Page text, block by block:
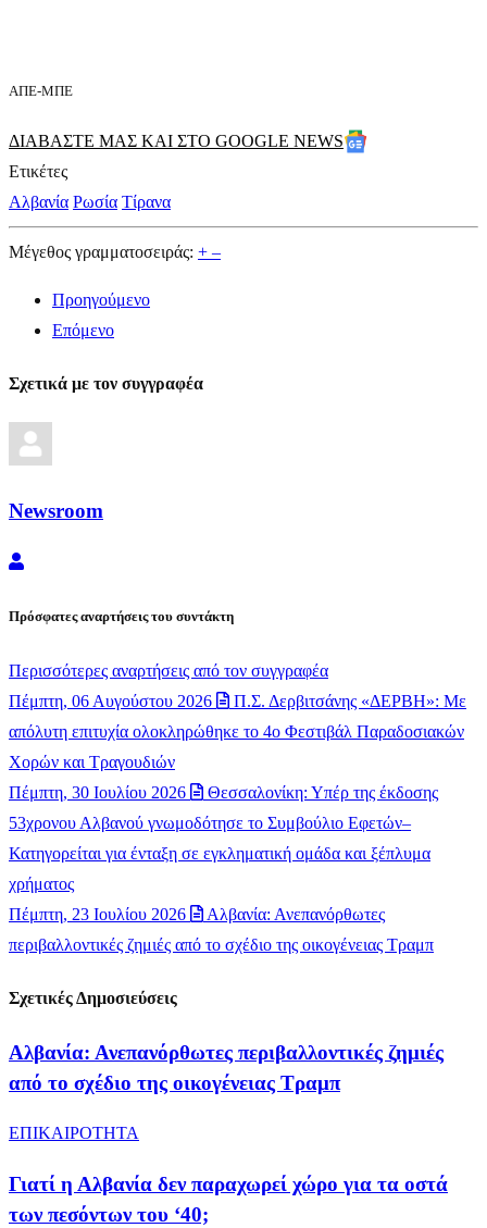
ΑΠΕ-ΜΠΕ
ΔΙΑΒΑΣΤΕ ΜΑΣ ΚΑΙ ΣΤΟ GOOGLE NEWS
Ετικέτες
Αλβανία Ρωσία Τίρανα
Μέγεθος γραμματοσειράς: + –
Προηγούμενο
Επόμενο
Σχετικά με τον συγγραφέα
Newsroom
Newsroom
Πρόσφατες αναρτήσεις του συντάκτη
Περισσότερες αναρτήσεις από τον συγγραφέα
Πέμπτη, 06 Αυγούστου 2026
Π.Σ. Δερβιτσάνης «ΔΕΡΒΗ»: Με
απόλυτη επιτυχία ολοκληρώθηκε το 4ο Φεστιβάλ Παραδοσιακών
Χορών και Τραγουδιών
Πέμπτη, 30 Ιουλίου 2026
Θεσσαλονίκη: Υπέρ της έκδοσης
53χρονου Αλβανού γνωμοδότησε το Συμβούλιο Εφετών–
Κατηγορείται για ένταξη σε εγκληματική ομάδα και ξέπλυμα
χρήματος
Πέμπτη, 23 Ιουλίου 2026
Αλβανία: Ανεπανόρθωτες
περιβαλλοντικές ζημιές από το σχέδιο της οικογένειας Τραμπ
Σχετικές Δημοσιεύσεις
Αλβανία: Ανεπανόρθωτες περιβαλλοντικές ζημιές
από το σχέδιο της οικογένειας Τραμπ
ΕΠΙΚΑΙΡΟΤΗΤΑ
Γιατί η Αλβανία δεν παραχωρεί χώρο για τα οστά
των πεσόντων του ‘40;